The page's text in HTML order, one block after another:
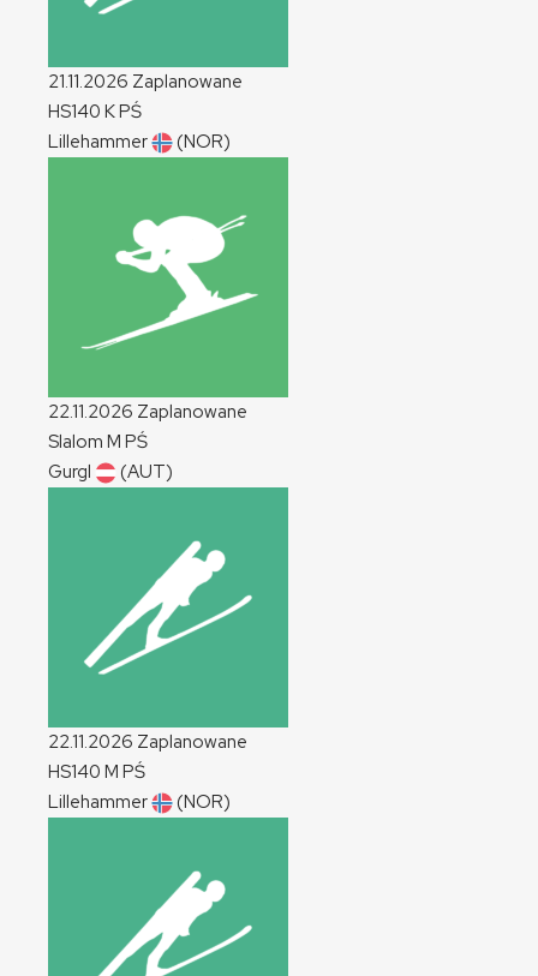
21.11.2026 Zaplanowane
HS140 KPŚ
Lillehammer
(NOR)
22.11.2026 Zaplanowane
Slalom M PŚ
Gurgl
(AUT)
22.11.2026 Zaplanowane
HS140 M PŚ
Lillehammer
(NOR)